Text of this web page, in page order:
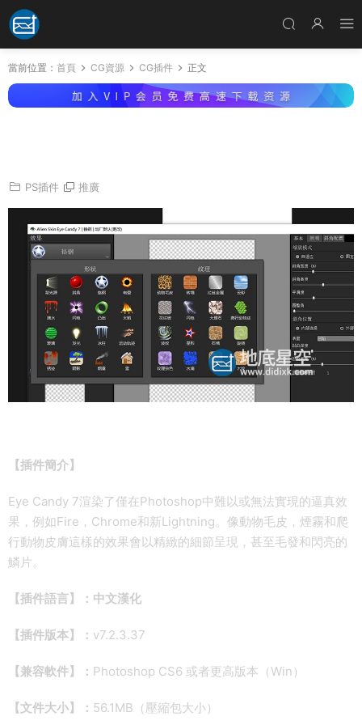
當前位置： 首頁 CG資源 CG插件 正文
PS插件 推廣
【插件簡介】
Eye Candy 7渲染了僅在Photoshop中難以或無法實現的逼真效
果，例如Fire，Chrome和新Lightning。像動物毛皮，煙霧和爬
行動物皮膚這樣的效果會以精緻的細節呈現，甚至毛發和閃亮的
鱗片。
【插件語言】：中文漢化
【插件版本】： v7.2.3.37
【兼容軟件】： Photoshop CS6 或者更高版本（Win）
【文件大小】： 56.1MB（壓縮包大小）